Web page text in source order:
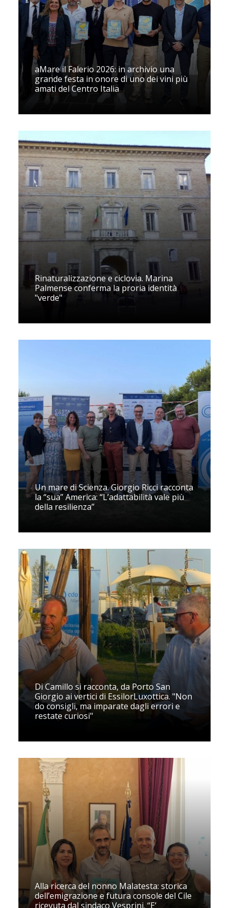
aMare il Falerio 2026: in archivio una
grande festa in onore di uno dei vini più
amati del Centro Italia
Rinaturalizzazione e ciclovia. Marina
Palmense conferma la proria identità
"verde"
Un mare di Scienza. Giorgio Ricci racconta
la “sua” America: “L’adattabilità vale più
della resilienza”
Di Camillo si racconta, da Porto San
Giorgio ai vertici di EssilorLuxottica. "Non
do consigli, ma imparate dagli errori e
restate curiosi"
Alla ricerca del nonno Malatesta: storica
dell’emigrazione e futura console del Cile
ricevuta dal sindaco Vesprini. “E’